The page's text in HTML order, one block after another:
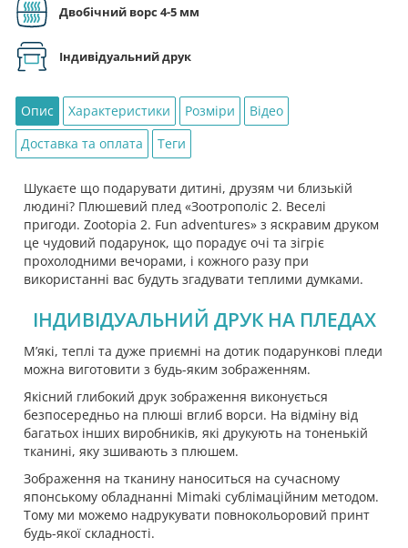
Двобічний ворс 4-5 мм
Індивідуальний друк
Опис Характеристики Розміри
Відео
Доставка та оплата
Теги
Шукаєте що подарувати дитині, друзям чи близькій
людині? Плюшевий плед «Зоотрополіс 2. Веселі
пригоди. Zootopia 2. Fun adventures» з яскравим друком
це чудовий подарунок, що порадує очі та зігріє
прохолодними вечорами, і кожного разу при
використанні вас будуть згадувати теплими думками.
ІНДИВІДУАЛЬНИЙ ДРУК НА ПЛЕДАХ
М’які, теплі та дуже приємні на дотик подарункові пледи
можна виготовити з будь-яким зображенням.
Якісний глибокий друк зображення виконується
безпосередньо на плюші вглиб ворси. На відміну від
багатьох інших виробників, які друкують на тоненькій
тканині, яку зшивають з плюшем.
Зображення на тканину наноситься на сучасному
японському обладнанні Mimaki сублімаційним методом.
Тому ми можемо надрукувати повнокольоровий принт
будь-якої складності.